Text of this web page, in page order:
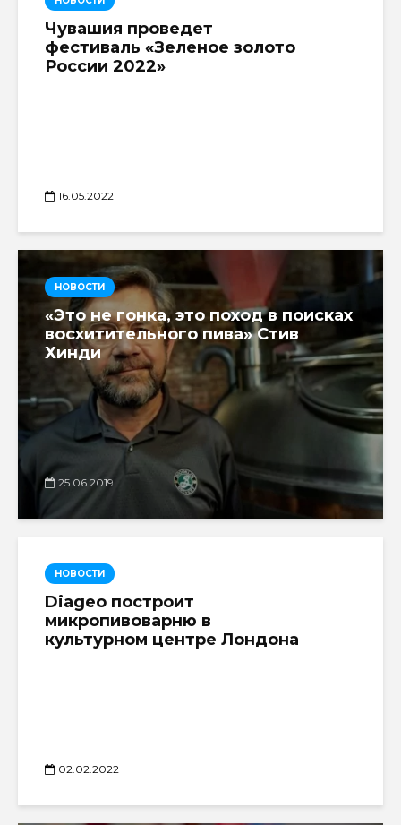
Чувашия проведет
фестиваль «Зеленое золото
России 2022»
16.05.2022
НОВОСТИ
«Это не гонка, это поход в поисках
восхитительного пива» Стив
Хинди
25.06.2019
НОВОСТИ
Diageo построит
микропивоварню в
культурном центре Лондона
02.02.2022